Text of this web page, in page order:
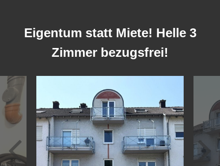
Eigentum statt Miete! Helle 3
Zimmer bezugsfrei!